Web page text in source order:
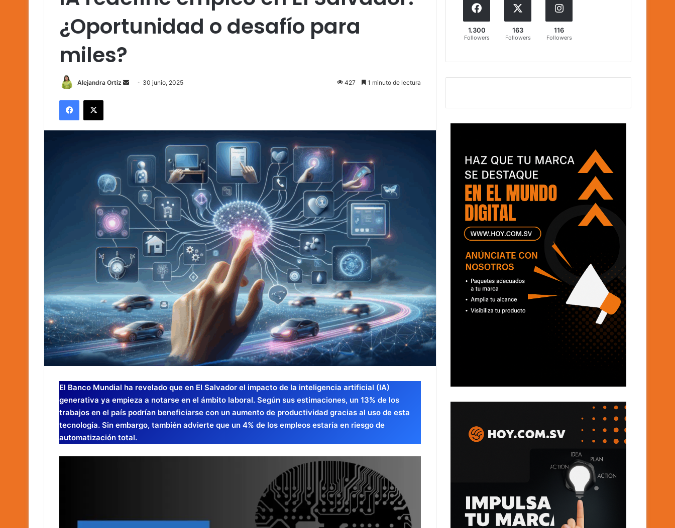
¿Oportunidad o desafío para
miles?
Alejandra Ortiz
Send 30 junio, 2025 427 1 minuto de lectura
Facebook
X
El Banco Mundial ha revelado que en El Salvador el impacto de la inteligencia artificial (IA)
generativa ya empieza a notarse en el ámbito laboral. Según sus estimaciones, un 13% de los
trabajos en el país podrían beneficiarse con un aumento de productividad gracias al uso de esta
tecnología. Sin embargo, también advierte que un 4% de los empleos estaría en riesgo de
automatización total.
1.300
Followers
163
Followers
116
Followers